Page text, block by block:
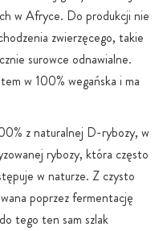
w Afryce. Do produkcji nie
zwierzęcego, takie
surowce odnawialne.
w 100% wegańska i ma
z naturalnej D-rybozy, w
rybozy, która często
w naturze. Z czysto
poprzez fermentację
tego ten sam szlak